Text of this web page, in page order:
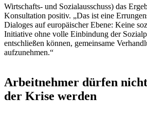
Wirtschafts- und Sozialausschuss) das
Konsultation positiv. „Das ist eine
Dialoges auf europäischer Ebene: Keine
Initiative ohne volle Einbindung der
entschließen können, gemeinsame
aufzunehmen.“
Arbeitnehmer dürfen
der Krise werden